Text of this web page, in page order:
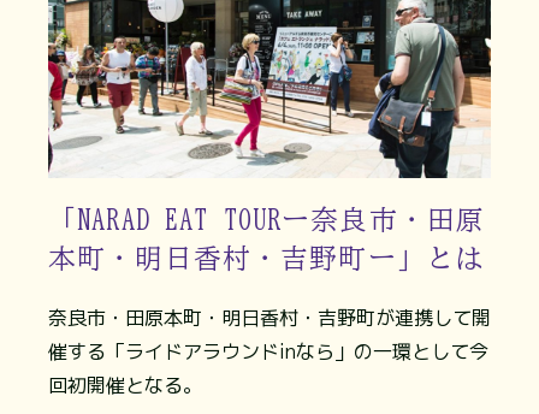
「NARAD EAT TOURー奈良市・田原
本町・明日香村・吉野町ー」とは
奈良市・田原本町・明日香村・吉野町が連携して開
催する「ライドアラウンドinなら」の一環として今
回初開催となる。